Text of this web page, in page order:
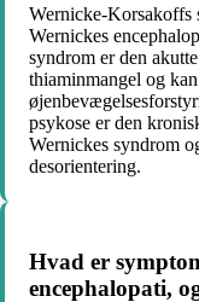
Wernicke-Korsakoffs
Wernickes
syndrom er den
thiaminmangel og
psykose er den
Wernickes syndrom
desorientering.
Hvad er
encephalopati,